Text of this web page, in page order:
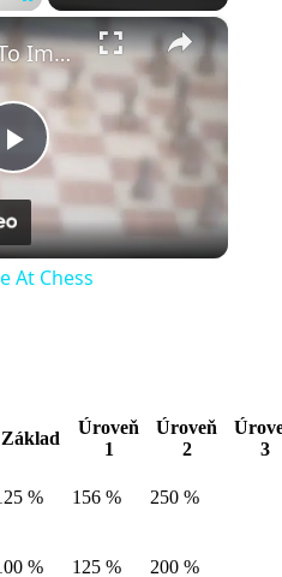
×
Play
Video
5 Principles To Improve At Chess
At Chess
Základ
Úroveň
1
Úroveň
2
3
% 156 % 250 %
% 125 % 200 %